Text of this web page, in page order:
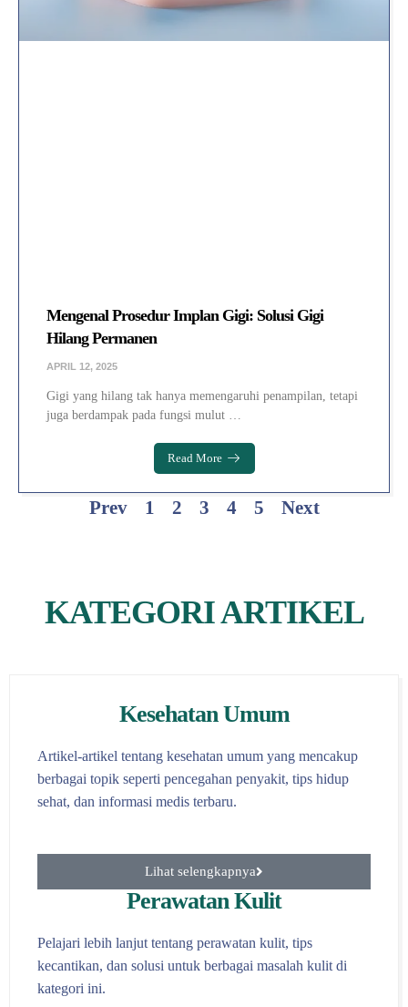
Mengenal Prosedur Implan Gigi: Solusi Gigi
Hilang Permanen
APRIL 12, 2025
Gigi yang hilang tak hanya memengaruhi penampilan, tetapi
juga berdampak pada fungsi mulut …
Read More
Prev 1 2 3 4 5 Next
KATEGORI ARTIKEL
Kesehatan Umum
Artikel-artikel tentang kesehatan umum yang mencakup
berbagai topik seperti pencegahan penyakit, tips hidup
sehat, dan informasi medis terbaru.
Lihat selengkapnya
Perawatan Kulit
Pelajari lebih lanjut tentang perawatan kulit, tips
kecantikan, dan solusi untuk berbagai masalah kulit di
kategori ini.